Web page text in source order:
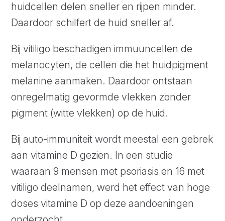
huidcellen delen sneller en rijpen minder.
Daardoor schilfert de huid sneller af.
Bij vitiligo beschadigen immuuncellen de
melanocyten, de cellen die het huidpigment
melanine aanmaken. Daardoor ontstaan
onregelmatig gevormde vlekken zonder
pigment (witte vlekken) op de huid.
Bij auto-immuniteit wordt meestal een gebrek
aan vitamine D gezien. In een studie
waaraan 9 mensen met psoriasis en 16 met
vitiligo deelnamen, werd het effect van hoge
doses vitamine D op deze aandoeningen